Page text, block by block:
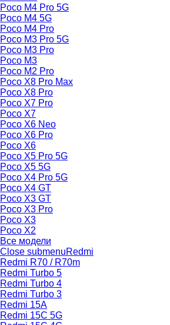
Poco M4 Pro 5G
Poco M4 5G
Poco M4 Pro
Poco M3 Pro 5G
Poco M3 Pro
Poco M3
Poco M2 Pro
Poco X8 Pro Max
Poco X8 Pro
Poco X7 Pro
Poco X7
Poco X6 Neo
Poco X6 Pro
Poco X6
Poco X5 Pro 5G
Poco X5 5G
Poco X4 Pro 5G
Poco X4 GT
Poco X3 GT
Poco X3 Pro
Poco X3
Poco X2
Все модели
Close submenuRedmi
Redmi R70 / R70m
Redmi Turbo 5
Redmi Turbo 4
Redmi Turbo 3
Redmi 15A
Redmi 15C 5G